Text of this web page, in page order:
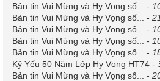
Bản tin Vui Mừng và Hy Vọng số...
-
Bản tin Vui Mừng và Hy Vọng số...
-
Bản tin Vui Mừng và Hy Vọng số...
-
Bản tin Vui Mừng và Hy Vọng số...
-
Bản tin Vui Mừng và Hy Vọng số...
-
Kỷ Yếu 50 Năm Lớp Hy Vọng HT74 -
Bản tin Vui Mừng và Hy Vọng số...
-